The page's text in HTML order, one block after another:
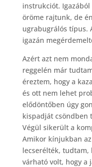
instrukciót.
öröme rajtunk, de
ugrabugrálós típus.
igazán
Azért azt nem
reggelén már
éreztem, hogy a
és ott nem lehet
elődöntőben úgy
kispadját csöndben
Végül sikerült a
Amikor kínjukban
lecserélték, tudtam,
várható volt, hogy a